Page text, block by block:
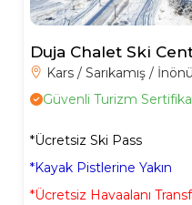
Duja Chalet Ski
Kars / Sarıkamış / İnönü
Güvenli Turizm
*Ücretsiz Ski Pass
*Kayak Pistlerine Yakın
*Ücretsiz Havaalanı